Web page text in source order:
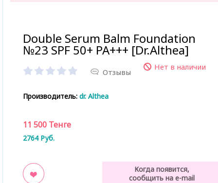
Double Serum Balm Foundation
№23 SPF 50+ PA+++ [Dr.Althea]
Отзывы
Нет в наличии
Производитель: dr. Althea
11 500 Тенге
2764 Руб.
Когда появится,
сообщить на e-mail